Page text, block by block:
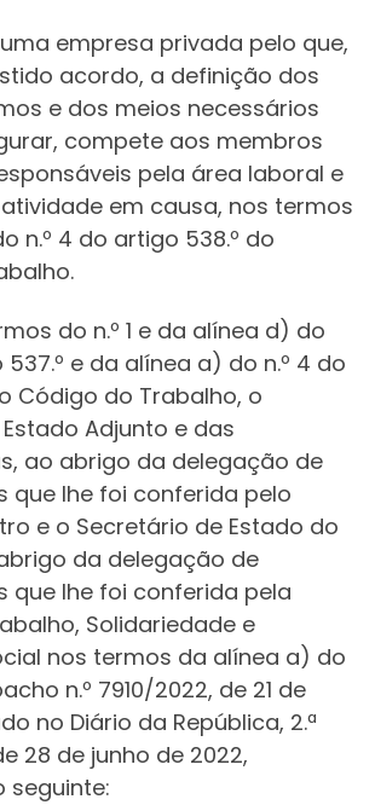
empresa privada pelo que,
acordo, a definição dos
e dos meios necessários
compete aos membros
pela área laboral e
em causa, nos termos
n.º 4 do artigo 538.º do
do n.º 1 e da alínea d) do
537.º e da alínea a) do n.º 4 do
Código do Trabalho, o
Adjunto e das
ao abrigo da delegação de
que lhe foi conferida pelo
e o Secretário de Estado do
da delegação de
que lhe foi conferida pela
Solidariedade e
nos termos da alínea a) do
n.º 7910/2022, de 21 de
no Diário da República, 2.ª
28 de junho de 2022,
seguinte: